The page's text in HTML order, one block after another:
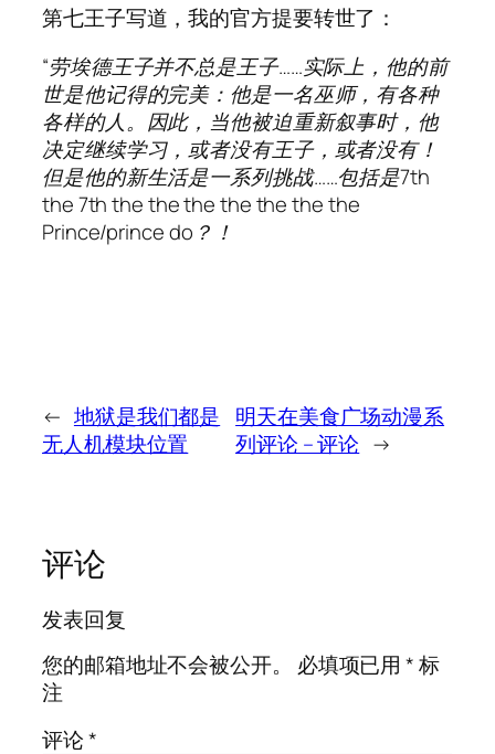
第七王子写道，我的官方提要转世了：
“劳埃德王子并不总是王子……实际上，他的前
世是他记得的完美：他是一名巫师，有各种
各样的人。因此，当他被迫重新叙事时，他
决定继续学习，或者没有王子，或者没有！
但是他的新生活是一系列挑战……包括是7th
the 7th the the the the the the the
Prince/prince do？！
← 地狱是我们都是
无人机模块位置
明天在美食广场动漫系
列评论 – 评论 →
评论
发表回复
您的邮箱地址不会被公开。
必填项已用*标
注
评论*